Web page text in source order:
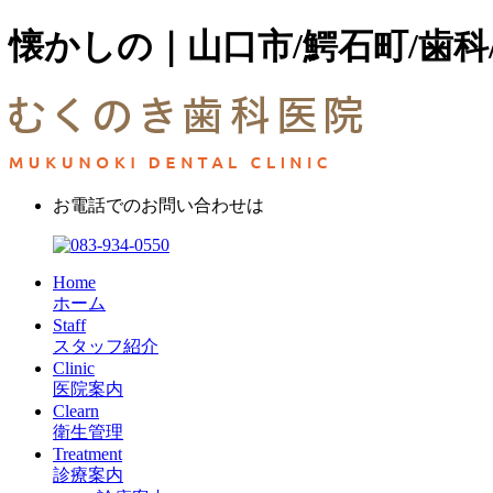
懐かしの｜山口市/鰐石町/歯
お電話でのお問い合わせは
Home
ホーム
Staff
スタッフ紹介
Clinic
医院案内
Clearn
衛生管理
Treatment
診療案内